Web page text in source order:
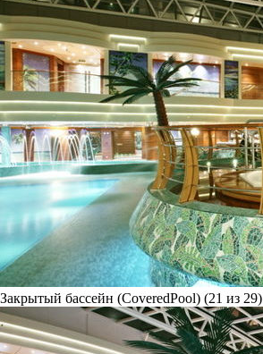
Закрытый бассейн (CoveredPool) (21 из 29)